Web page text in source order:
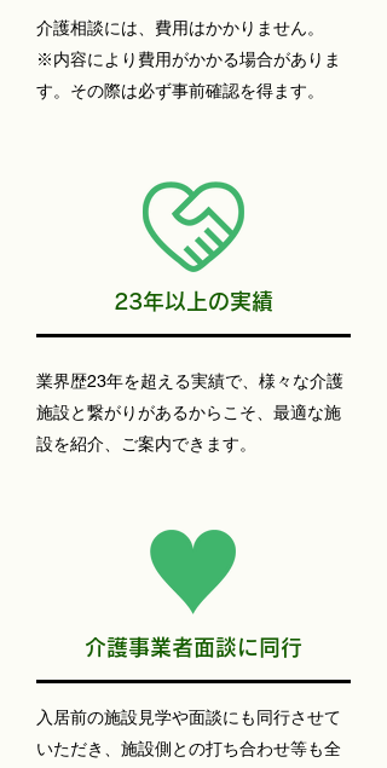
介護相談には、費用はかかりません。
​※内容により費用がかかる場合がありま
す。その際は必ず事前確認を得ます。​
23年以上の実績
業界歴23年を超える実績で、様々な介護
施設と繋がりがあるからこそ、最適な施
設を紹介、ご案内できます。
​介護事業者面談に同行
入居前の施設見学や面談にも同行させて
いただき、施設側との打ち合わせ等も全